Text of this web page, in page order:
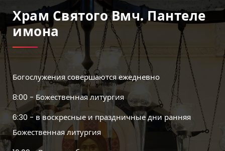
Храм Святого Вмч. Пантеле
Имона
Богослужения совершаются ежедневно
8:00 - Божественная литургия
6:30 - в воскресные и праздничные дни ранняя
Божественная литургия